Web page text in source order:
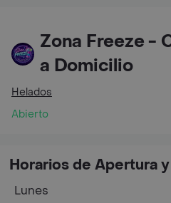
Zona Freeze -
a Domicilio
Helados
Abierto
Horarios de Apertura
Lunes